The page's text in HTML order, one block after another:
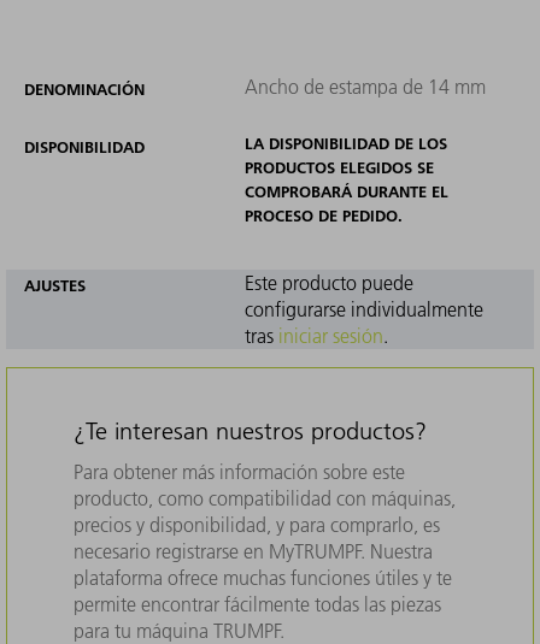
DENOMINACIÓN Ancho de estampa de 14 mm
DISPONIBILIDAD
LA DISPONIBILIDAD DE LOS
PRODUCTOS ELEGIDOS SE
COMPROBARÁ DURANTE EL
PROCESO DE PEDIDO.
AJUSTES
Este producto puede
configurarse individualmente
tras iniciar sesión.
¿Te interesan nuestros productos?
Para obtener más información sobre este
producto, como compatibilidad con máquinas,
precios y disponibilidad, y para comprarlo, es
necesario registrarse en MyTRUMPF. Nuestra
plataforma ofrece muchas funciones útiles y te
permite encontrar fácilmente todas las piezas
para tu máquina TRUMPF.